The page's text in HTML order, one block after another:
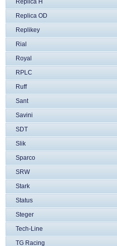
Replica H
Replica OD
Replikey
Rial
Royal
RPLC
Ruff
Sant
Savini
SDT
Slik
Sparco
SRW
Stark
Status
Steger
Tech-Line
TG Racing